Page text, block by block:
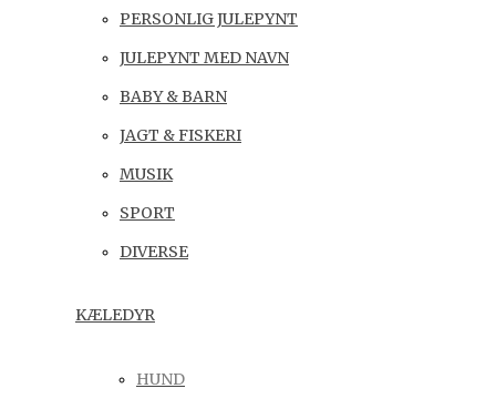
PERSONLIG JULEPYNT
JULEPYNT MED NAVN
BABY & BARN
JAGT & FISKERI
MUSIK
SPORT
DIVERSE
KÆLEDYR
HUND